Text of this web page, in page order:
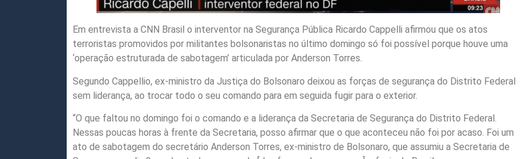
Em entrevista a CNN Brasil o interventor na Segurança Pública Ricardo Cappelli afirmou que os atos
terroristas promovidos por militantes bolsonaristas no último domingo só foi possível porque houve uma
‘operação estruturada de sabotagem’ articulada por Anderson Torres.
Segundo Cappellio, ex-ministro da Justiça do Bolsonaro deixou as forças de segurança do Distrito Federal
sem liderança, ao trocar todo o seu comando para em seguida fugir para o exterior.
“O que faltou no domingo foi o comando e a liderança da Secretaria de Segurança do Distrito Federal.
Nessas poucas horas à frente da Secretaria, posso afirmar que o que aconteceu não foi por acaso. Foi um
ato de sabotagem do secretário Anderson Torres, ex-ministro de Bolsonaro, que assumiu a Secretaria de